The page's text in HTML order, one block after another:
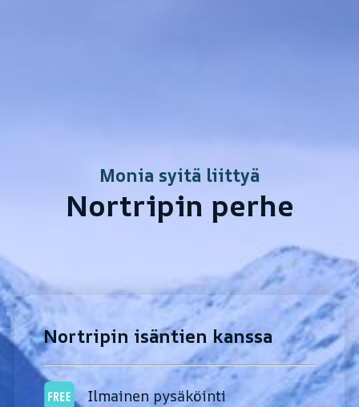
Monia syitä liittyä
Nortripin perhe
Nortripin isäntien kanssa
Ilmainen pysäköinti